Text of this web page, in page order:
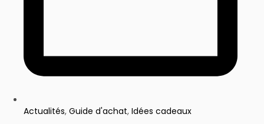
Actualités, Guide d'achat, Idées cadeaux